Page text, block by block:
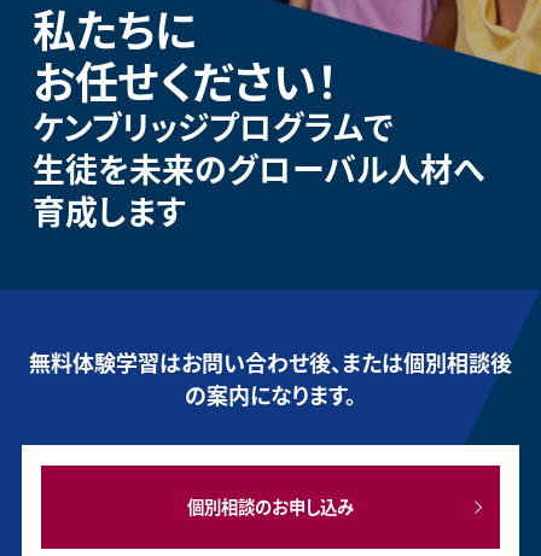
私たちに
お任せください！
ケンブリッジプログラムで
生徒を未来のグローバル人材へ
育成します
無料体験学習はお問い合わせ後、または個別相談後
の案内になります。
個別相談のお申し込み